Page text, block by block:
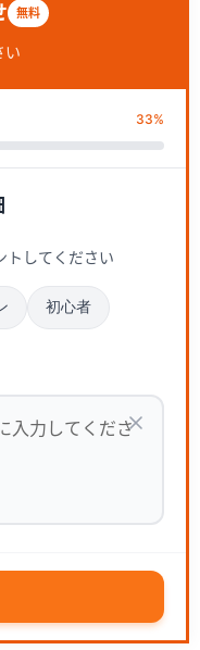
無料
い
33%
トしてください
初心者